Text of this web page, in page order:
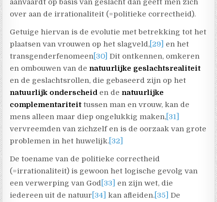
aanvaardt op basis van geslacht dan geeft men zich
over aan de irrationaliteit (=politieke correctheid).
Getuige hiervan is de evolutie met betrekking tot het
plaatsen van vrouwen op het slagveld, [29]
en het
transgenderfenomeen [30] Dit ontkennen, omkeren
en ombouwen van denatuurlijke geslachtsrealiteit
en de geslachtsrollen, die gebaseerd zijn op het
natuurlijk onderscheid en denatuurlijke
complementariteittussen man en vrouw, kan de
mens alleen maar diep ongelukkig maken, [31]
vervreemden van zichzelf en is de oorzaak van grote
problemen in het huwelijk. [32]
De toename van de politieke correctheid
(=irrationaliteit) is gewoon het logische gevolg van
een verwerping van God [33]
en zijn wet, die
iedereen uit de natuur [34] kan afleiden. [35]
De